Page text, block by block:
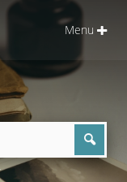
Menu